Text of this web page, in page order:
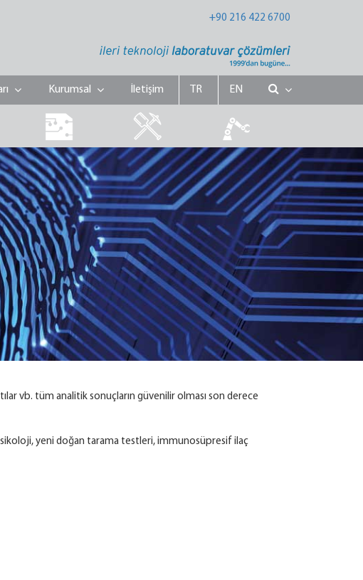
+90 216 422 6700
Kurumsal İletişim TR EN
vb. tüm analitik sonuçların güvenilir olması son derece
yeni doğan tarama testleri, immunosüpresif ilaç